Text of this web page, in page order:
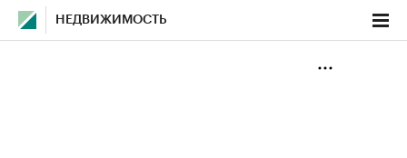
НЕДВИЖИМОСТЬ